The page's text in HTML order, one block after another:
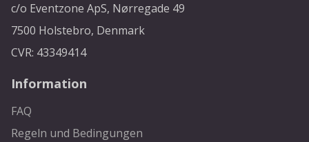
c/o Eventzone ApS, Nørregade 49
7500 Holstebro, Denmark
CVR: 43349414
Information
FAQ
Regeln und Bedingungen